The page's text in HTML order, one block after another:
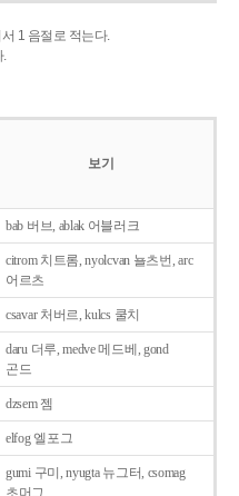
1 음절로 적는다.
.
보기
bab 버브, ablak 어블러크
citrom 치트롬, nyolcvan 뇰츠번, arc
어르츠
csavar 처버르, kulcs 쿨치
daru 더루, medve 메드베, gond
곤드
dzsem 젬
elfog 엘포그
gumi 구미, nyugta 뉴그터, csomag
초머그